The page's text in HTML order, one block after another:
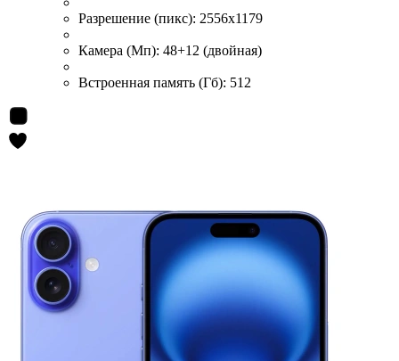
Разрешение (пикс): 2556x1179
Камера (Мп): 48+12 (двойная)
Встроенная память (Гб): 512